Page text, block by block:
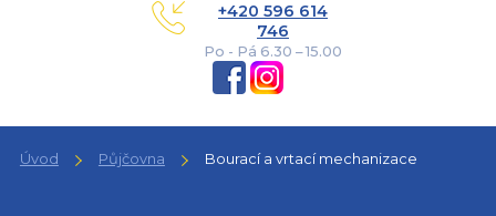
+420 596 614
746
Po - Pá 6.30 – 15.00
Úvod Půjčovna Bourací a vrtací mechanizace